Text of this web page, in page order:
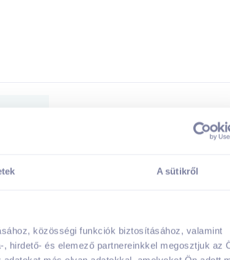
A sütikről
közösségi funkciók biztosításához, valamint
hirdető- és elemező partnereinkkel megosztjuk az